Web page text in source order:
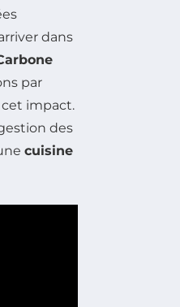
dans
par
cet impact.
des
cuisine